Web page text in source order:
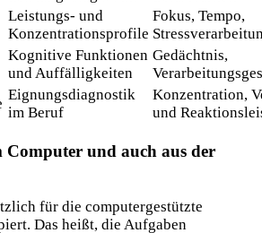
Leistungs- und
Konzentrationsprofile
Fokus, Tempo,
Kognitive Funktionen
und Auffälligkeiten
Gedächtnis,
Eignungsdiagnostik
im Beruf
Konzentration,
und
und auch aus der
für die computergestützte
Das heißt, die Aufgaben